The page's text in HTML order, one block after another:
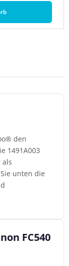
den
1491A003
als
unten die
FC540